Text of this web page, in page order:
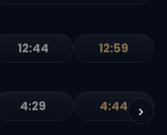
›
12:44 12:59
4:29 4:44